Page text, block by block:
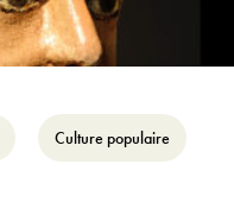
Culture populaire